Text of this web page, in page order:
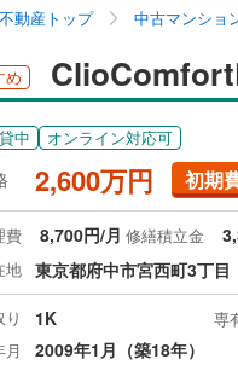
動産トップ 中古マンショ
め
中 オンライン対応可
2,600万円 初期
費 8,700円/月 修繕積立金
地 東京都府中市宮西町3丁目
1K 専
2009年1月（築18年）